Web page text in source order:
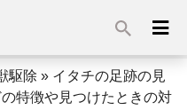
駆除 » イタチの足跡の見
特徴や見つけたときの対